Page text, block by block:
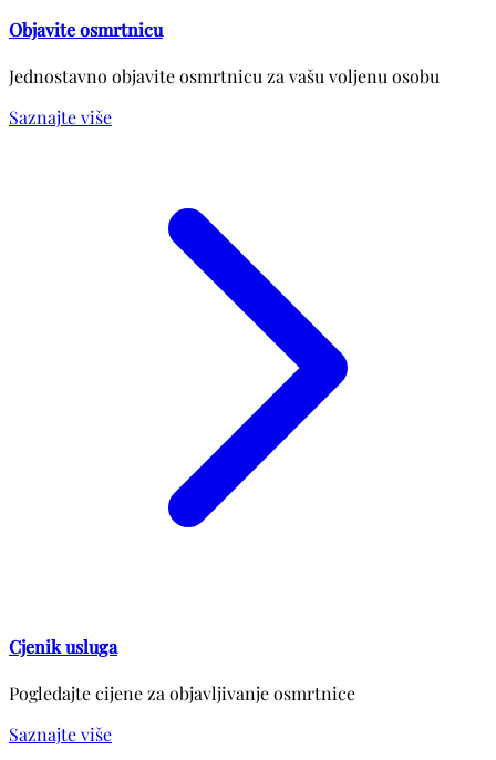
Objavite osmrtnicu
Jednostavno objavite osmrtnicu za vašu voljenu osobu
Saznajte više
Cjenik usluga
Pogledajte cijene za objavljivanje osmrtnice
Saznajte više